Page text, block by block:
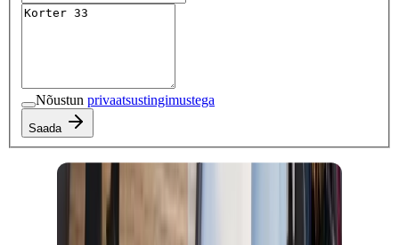
Nõustun privaatsustingimustega
Saada